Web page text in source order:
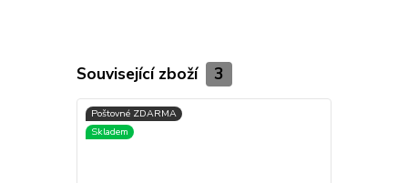
Související zboží 3